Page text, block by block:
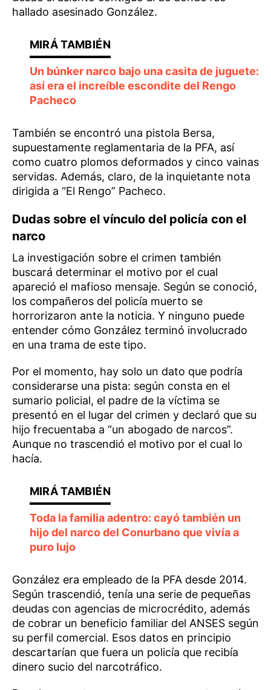
hallado asesinado González.
Un búnker narco bajo una casita de juguete:
así era el increíble escondite del Rengo
Pacheco
También se encontró una pistola Bersa,
supuestamente reglamentaria de la PFA, así
como cuatro plomos deformados y cinco vainas
servidas. Además, claro, de la inquietante nota
dirigida a “El Rengo” Pacheco.
Dudas sobre el vínculo del policía con el
narco
La investigación sobre el crimen también
buscará determinar el motivo por el cual
apareció el mafioso mensaje. Según se conoció,
los compañeros del policía muerto se
horrorizaron ante la noticia. Y ninguno puede
entender cómo González terminó involucrado
en una trama de este tipo.
Por el momento, hay solo un dato que podría
considerarse una pista: según consta en el
sumario policial, el padre de la víctima se
presentó en el lugar del crimen y declaró que su
hijo frecuentaba a “un abogado de narcos”.
Aunque no trascendió el motivo por el cual lo
hacía.
Toda la familia adentro: cayó también un
hijo del narco del Conurbano que vivía a
puro lujo
González era empleado de la PFA desde 2014.
Según trascendió, tenía una serie de pequeñas
deudas con agencias de microcrédito, además
de cobrar un beneficio familiar del ANSES según
su perfil comercial. Esos datos en principio
descartarían que fuera un policía que recibía
dinero sucio del narcotráfico.